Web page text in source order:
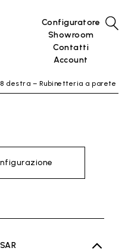
Configuratore
Showroom
Contatti
Account
destra – Rubinetteria a parete